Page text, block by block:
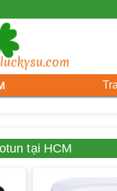
tại HCM